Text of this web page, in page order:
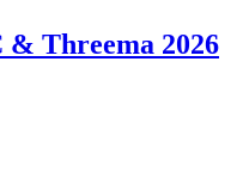
& Threema 2026